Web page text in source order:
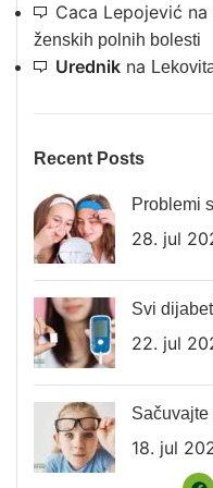
Caca Lepojević na
ženskih polnih bolesti
Urednik na
Recent Posts
Problemi
28. jul
Svi
22. jul
Sačuvajte
18. jul